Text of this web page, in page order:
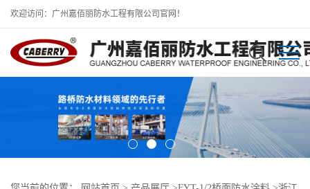
欢迎访问：广州嘉佰丽防水工程有限公司官网！